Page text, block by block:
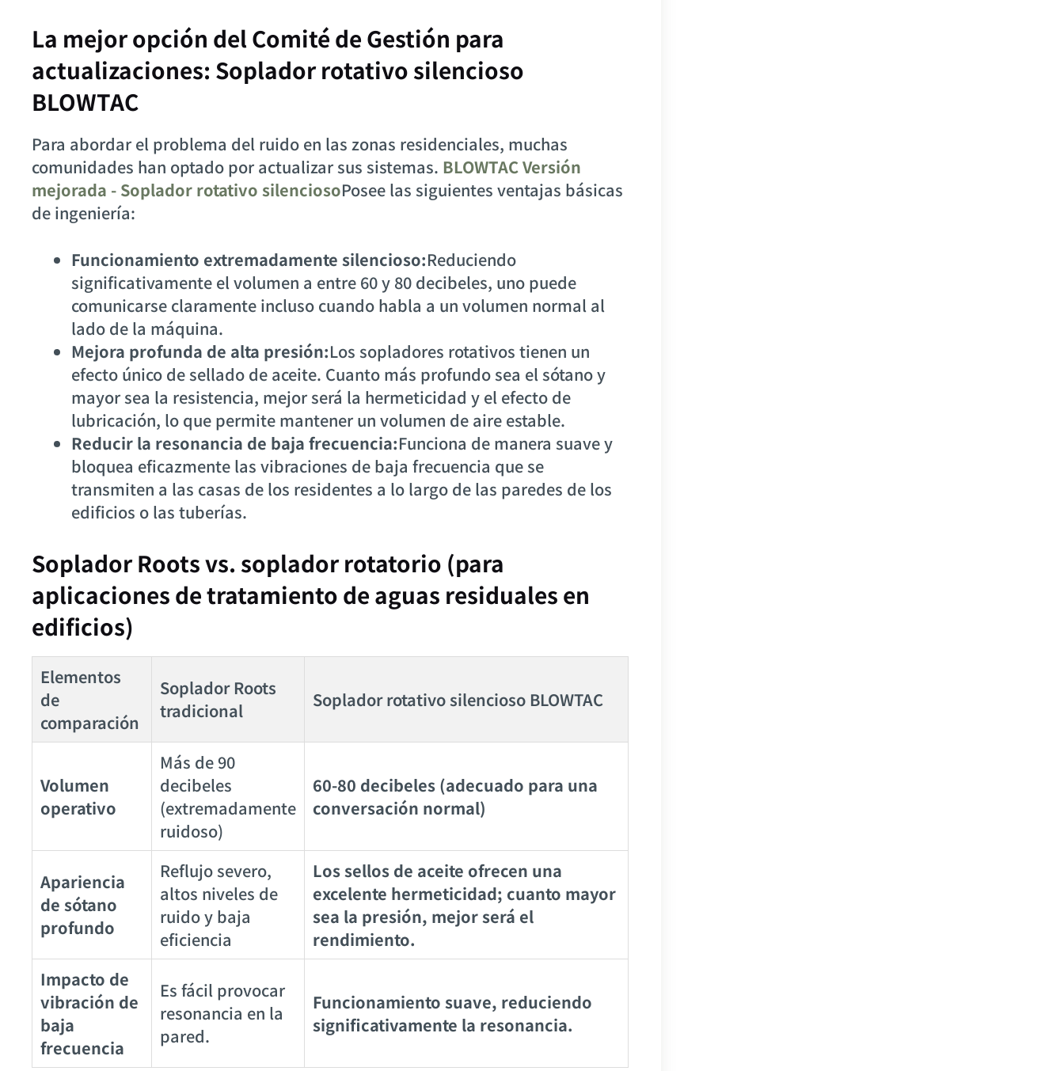
La mejor opción del Comité de Gestión para
actualizaciones: Soplador rotativo silencioso
BLOWTAC
Para abordar el problema del ruido en las zonas residenciales, muchas
comunidades han optado por actualizar sus sistemas. BLOWTAC Versión
mejorada - Soplador rotativo silenciosoPosee las siguientes ventajas básicas
de ingeniería:
Funcionamiento extremadamente silencioso:Reduciendo
significativamente el volumen a entre 60 y 80 decibeles, uno puede
comunicarse claramente incluso cuando habla a un volumen normal al
lado de la máquina.
Mejora profunda de alta presión:Los sopladores rotativos tienen un
efecto único de sellado de aceite. Cuanto más profundo sea el sótano y
mayor sea la resistencia, mejor será la hermeticidad y el efecto de
lubricación, lo que permite mantener un volumen de aire estable.
Reducir la resonancia de baja frecuencia:Funciona de manera suave y
bloquea eficazmente las vibraciones de baja frecuencia que se
transmiten a las casas de los residentes a lo largo de las paredes de los
edificios o las tuberías.
Soplador Roots vs. soplador rotatorio (para
aplicaciones de tratamiento de aguas residuales en
edificios)
Elementos
de
comparación
Soplador Roots
tradicional
Soplador rotativo silencioso BLOWTAC
Volumen
operativo
Más de 90
decibeles
(extremadamente
ruidoso)
60-80 decibeles (adecuado para una
conversación normal)
Apariencia
de sótano
profundo
Reflujo severo,
altos niveles de
ruido y baja
eficiencia
Los sellos de aceite ofrecen una
excelente hermeticidad; cuanto mayor
sea la presión, mejor será el
rendimiento.
Impacto de
vibración de
baja
frecuencia
Es fácil provocar
resonancia en la
pared.
Funcionamiento suave, reduciendo
significativamente la resonancia.